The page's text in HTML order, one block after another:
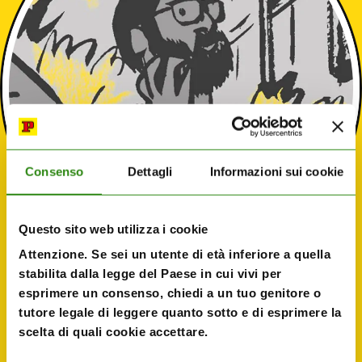
Consenso Dettagli Informazioni sui cookie
Questo sito web utilizza i cookie
Attenzione. Se sei un utente di età inferiore a quella
stabilita dalla legge del Paese in cui vivi per
esprimere un consenso, chiedi a un tuo genitore o
tutore legale di leggere quanto sotto e di esprimere la
scelta di quali cookie accettare.
Danilo Deninotti